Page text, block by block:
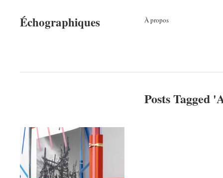
Échographiques À propos
Posts Tagged '